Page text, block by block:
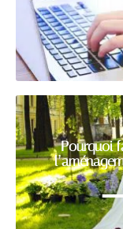
Pourquoi